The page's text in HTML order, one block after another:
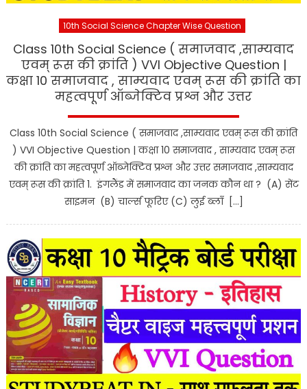
10th Social Science Chapter Wise Question
Class 10th Social Science ( समाजवाद ,साम्यवाद
एवम् रूस की क्रांति ) VVI Objective Question |
कक्षा 10 समाजवाद , साम्यवाद एवम् रूस की क्रांति का
महत्वपूर्ण ऑब्जेक्टिव प्रश्न और उत्तर
Class 10th Social Science ( समाजवाद ,साम्यवाद एवम् रूस की क्रांति
) VVI Objective Question | कक्षा 10 समाजवाद , साम्यवाद एवम् रूस
की क्रांति का महत्वपूर्ण ऑब्जेक्टिव प्रश्न और उत्तर समाजवाद ,साम्यवाद
एवम् रूस की क्रांति 1. इंगलैंड में समाजवाद का जनक कौन था ? (A) सेंट
साइमन (B) चार्ल्स फूरिए (C) लुई ब्लाँ […]